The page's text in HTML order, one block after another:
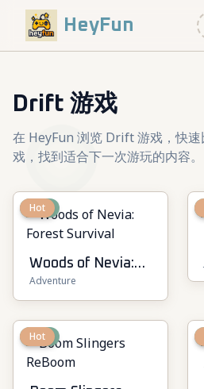
HeyFun
Drift 游戏
在 HeyFun 浏览 Drift 游戏，快
戏，找到适合下一次游玩的内容。
New
Hot
Woods of Nevia:
Forest Survival
Adventure
New
Hot